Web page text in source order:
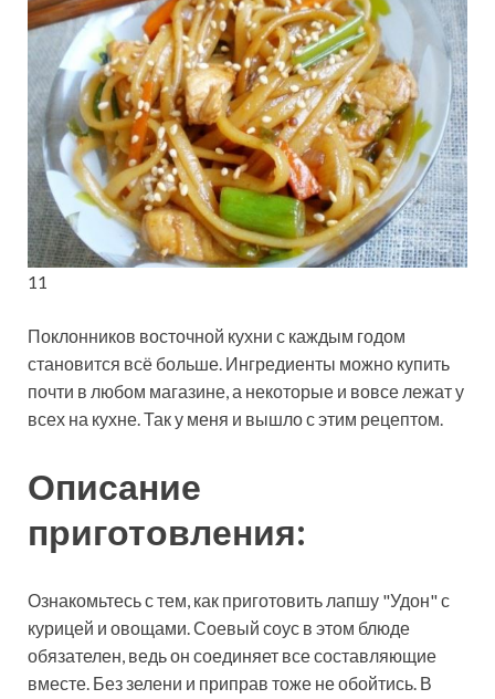
11
Поклонников восточной кухни с каждым годом
становится всё больше. Ингредиенты можно купить
почти в любом магазине, а некоторые и вовсе лежат у
всех на кухне. Так у меня и вышло с этим рецептом.
Описание
приготовления:
Ознакомьтесь с тем, как приготовить лапшу "Удон" с
курицей и овощами. Соевый соус в этом блюде
обязателен, ведь он соединяет все составляющие
вместе. Без зелени и приправ тоже не обойтись. В